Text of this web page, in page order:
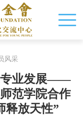
风采
专业发展——
范学院合作
释放天性”